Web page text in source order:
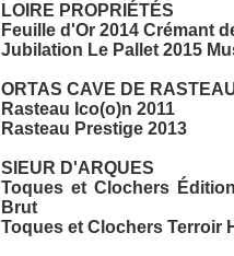
LOIRE PROPRIÉTÉS
Feuille d'Or 2014 Crémant
Jubilation Le Pallet 2015
ORTAS CAVE DE
Rasteau Ico(o)n 2011
Rasteau Prestige 2013
SIEUR D'ARQUES
Toques et Clochers
Brut
Toques et Clochers Terroir